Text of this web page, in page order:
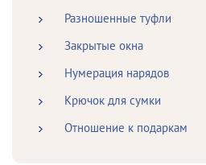
Разношенные туфли
Закрытые окна
Нумерация нарядов
Крючок для сумки
Отношение к подаркам